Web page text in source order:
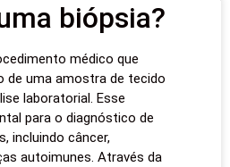
biópsia?
médico que
de uma amostra de tecido
laboratorial. Esse
para o diagnóstico de
incluindo câncer,
autoimunes. Através da